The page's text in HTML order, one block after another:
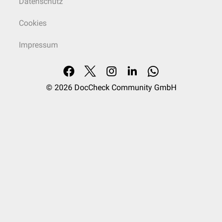
Cookies
Impressum
© 2026 DocCheck Community GmbH